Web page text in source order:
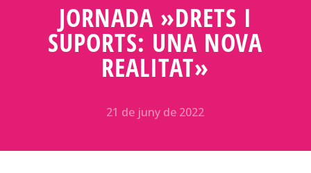
JORNADA »DRETS I
SUPORTS: UNA NOVA
REALITAT»
21 de juny de 2022